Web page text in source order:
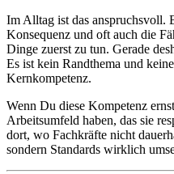
Im Alltag ist das anspruchsvoll.
Konsequenz und oft auch die
Dinge zuerst zu tun. Gerade
Es ist kein Randthema und
Kernkompetenz.
Wenn Du diese Kompetenz
Arbeitsumfeld haben, das sie
dort, wo Fachkräfte nicht
sondern Standards wirklich